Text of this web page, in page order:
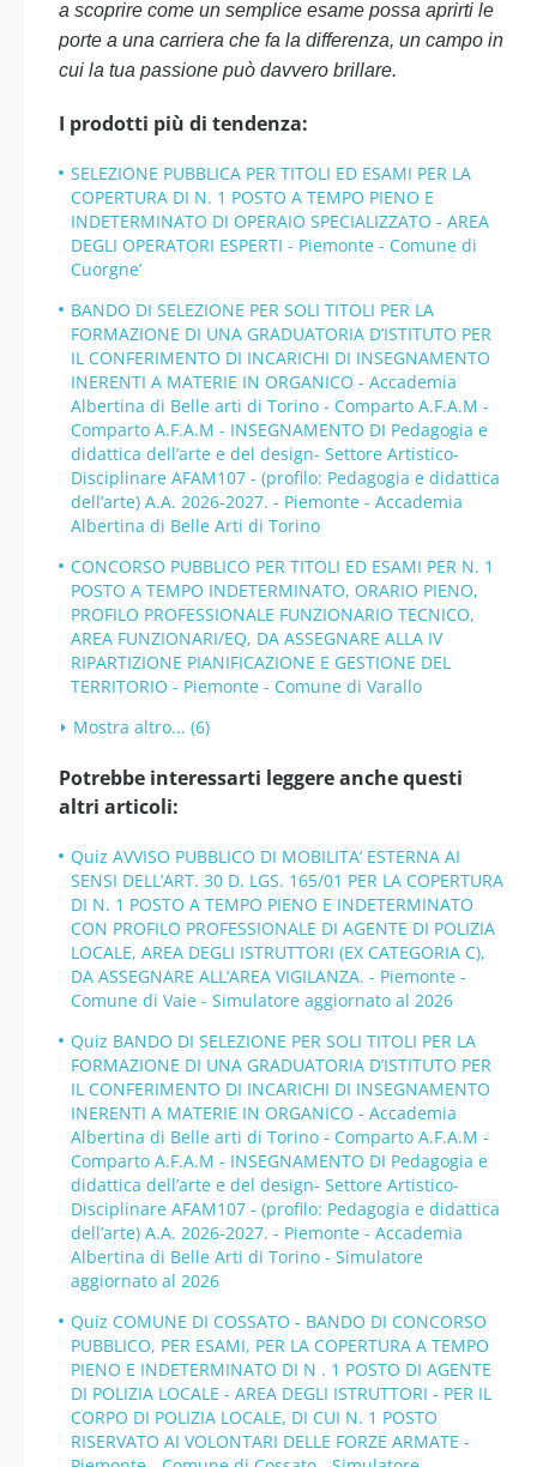
a scoprire come un semplice esame possa aprirti le
porte a una carriera che fa la differenza, un campo in
cui la tua passione può davvero brillare.
I prodotti più di tendenza:
SELEZIONE PUBBLICA PER TITOLI ED ESAMI PER LA
COPERTURA DI N. 1 POSTO A TEMPO PIENO E
INDETERMINATO DI OPERAIO SPECIALIZZATO - AREA
DEGLI OPERATORI ESPERTI - Piemonte - Comune di
Cuorgne’
BANDO DI SELEZIONE PER SOLI TITOLI PER LA
FORMAZIONE DI UNA GRADUATORIA D’ISTITUTO PER
IL CONFERIMENTO DI INCARICHI DI INSEGNAMENTO
INERENTI A MATERIE IN ORGANICO - Accademia
Albertina di Belle arti di Torino - Comparto A.F.A.M -
Comparto A.F.A.M - INSEGNAMENTO DI Pedagogia e
didattica dell’arte e del design- Settore Artistico-
Disciplinare AFAM107 - (profilo: Pedagogia e didattica
dell’arte) A.A. 2026-2027. - Piemonte - Accademia
Albertina di Belle Arti di Torino
CONCORSO PUBBLICO PER TITOLI ED ESAMI PER N. 1
POSTO A TEMPO INDETERMINATO, ORARIO PIENO,
PROFILO PROFESSIONALE FUNZIONARIO TECNICO,
AREA FUNZIONARI/EQ, DA ASSEGNARE ALLA IV
RIPARTIZIONE PIANIFICAZIONE E GESTIONE DEL
TERRITORIO - Piemonte - Comune di Varallo
Mostra altro... (6)
Potrebbe interessarti leggere anche questi
altri articoli:
Quiz AVVISO PUBBLICO DI MOBILITA’ ESTERNA AI
SENSI DELL’ART. 30 D. LGS. 165/01 PER LA COPERTURA
DI N. 1 POSTO A TEMPO PIENO E INDETERMINATO
CON PROFILO PROFESSIONALE DI AGENTE DI POLIZIA
LOCALE, AREA DEGLI ISTRUTTORI (EX CATEGORIA C),
DA ASSEGNARE ALL’AREA VIGILANZA. - Piemonte -
Comune di Vaie - Simulatore aggiornato al 2026
Quiz BANDO DI SELEZIONE PER SOLI TITOLI PER LA
FORMAZIONE DI UNA GRADUATORIA D’ISTITUTO PER
IL CONFERIMENTO DI INCARICHI DI INSEGNAMENTO
INERENTI A MATERIE IN ORGANICO - Accademia
Albertina di Belle arti di Torino - Comparto A.F.A.M -
Comparto A.F.A.M - INSEGNAMENTO DI Pedagogia e
didattica dell’arte e del design- Settore Artistico-
Disciplinare AFAM107 - (profilo: Pedagogia e didattica
dell’arte) A.A. 2026-2027. - Piemonte - Accademia
Albertina di Belle Arti di Torino - Simulatore
aggiornato al 2026
Quiz COMUNE DI COSSATO - BANDO DI CONCORSO
PUBBLICO, PER ESAMI, PER LA COPERTURA A TEMPO
PIENO E INDETERMINATO DI N . 1 POSTO DI AGENTE
DI POLIZIA LOCALE - AREA DEGLI ISTRUTTORI - PER IL
CORPO DI POLIZIA LOCALE, DI CUI N. 1 POSTO
RISERVATO AI VOLONTARI DELLE FORZE ARMATE -